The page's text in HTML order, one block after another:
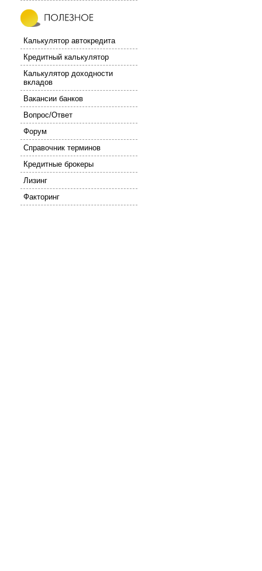
Калькулятор автокредита
Кредитный калькулятор
Калькулятор доходности
вкладов
Вакансии банков
Вопрос/Ответ
Форум
Справочник терминов
Кредитные брокеры
Лизинг
Факторинг